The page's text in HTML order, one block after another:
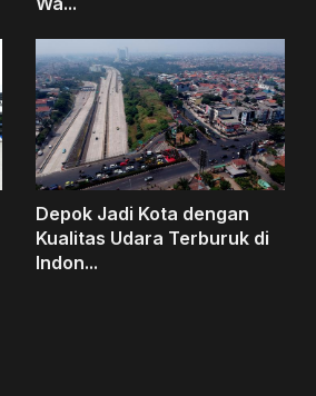
Depok Jadi Kota dengan
Kualitas Udara Terburuk di
Indon...